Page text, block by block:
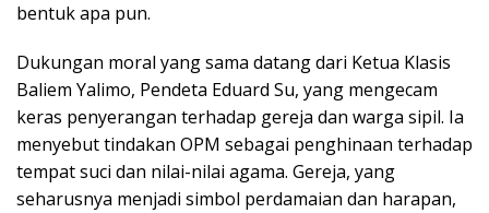
bentuk apa pun.
Dukungan moral yang sama datang dari Ketua Klasis
Baliem Yalimo, Pendeta Eduard Su, yang mengecam
keras penyerangan terhadap gereja dan warga sipil. Ia
menyebut tindakan OPM sebagai penghinaan terhadap
tempat suci dan nilai-nilai agama. Gereja, yang
seharusnya menjadi simbol perdamaian dan harapan,